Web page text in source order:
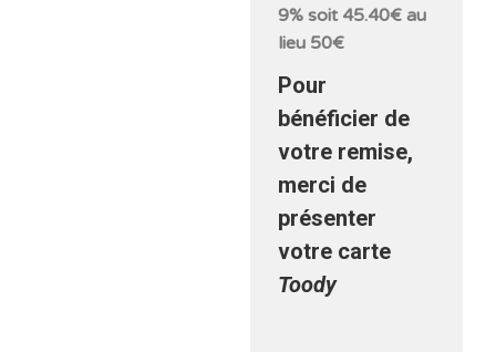
9% soit 45.40€ au
lieu 50€
Pour
bénéficier de
votre remise,
merci de
présenter
votre carte
Toody